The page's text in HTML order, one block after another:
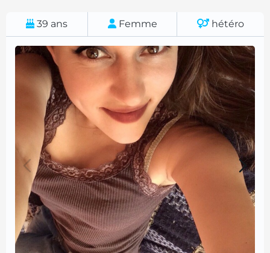
39 ans Femme hétéro